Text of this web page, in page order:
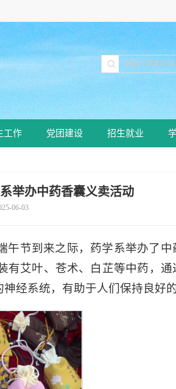
工作 党团建设 招生就业
举办中药香囊义卖活动
06-03
节到来之际，药学系举办了中
艾叶、苍术、白芷等中药，通
经系统，有助于人们保持良好的